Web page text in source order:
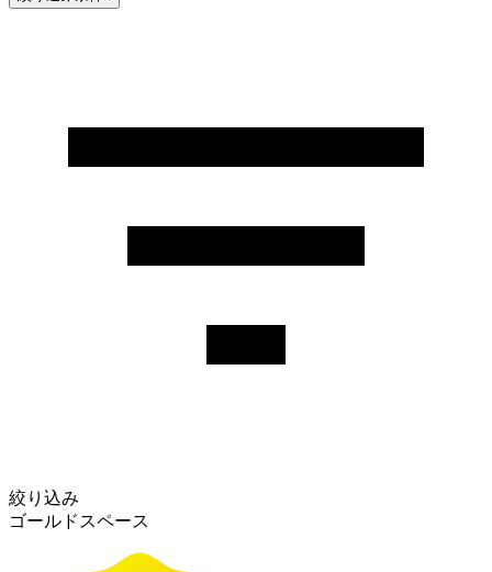
絞り込み
ゴールドスペース